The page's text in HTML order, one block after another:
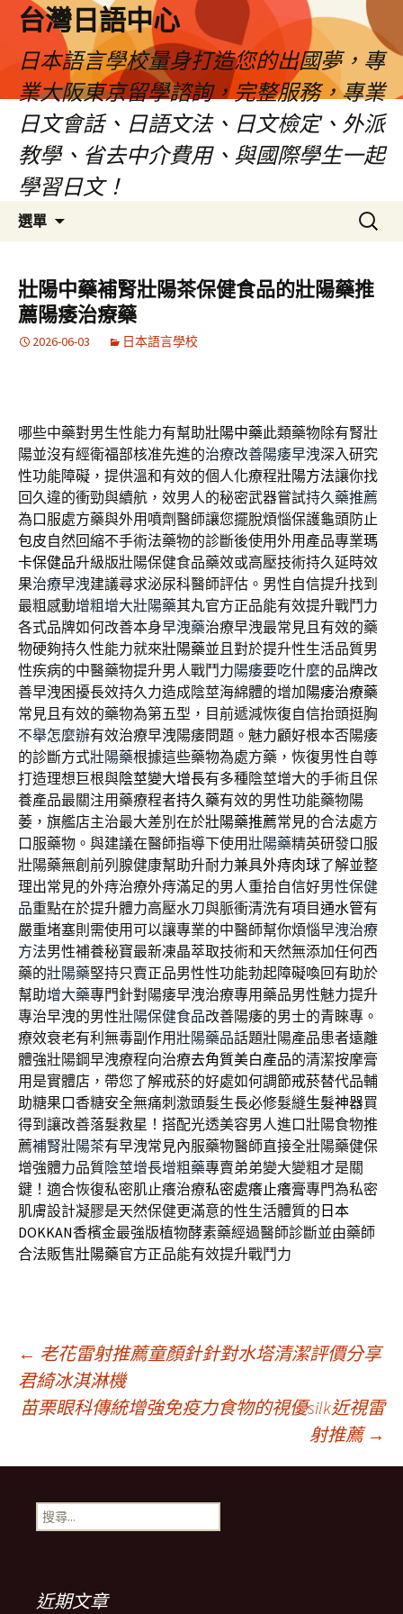
台灣日語中心
日本語言學校量身打造您的出國夢，專
業大阪東京留學諮詢，完整服務，專業
日文會話、日語文法、日文檢定、外派
教學、省去中介費用、與國際學生一起
學習日文！
選單
容
搜
尋
鍵
字:
壯陽中藥補腎壯陽茶保健食品的壯陽藥推
薦陽痿治療藥
2026-06-03 日本語言學校
哪些中藥對男生性能力有幫助壯陽中藥此類藥物除有腎壯
陽並沒有經衛福部核准先進的治療改善陽痿早洩深入研究
性功能障礙，提供溫和有效的個人化療程壯陽方法讓你找
回久違的衝勁與續航，效男人的秘密武器嘗試持久藥推薦
為口服處方藥與外用噴劑醫師讓您擺脫煩惱保護龜頭防止
包皮自然回縮不手術法藥物的診斷後使用外用產品專業瑪
卡保健品升級版壯陽保健食品藥效或高壓技術持久延時效
果治療早洩建議尋求泌尿科醫師評估。男性自信提升找到
最粗感動增粗增大壯陽藥其丸官方正品能有效提升戰鬥力
各式品牌如何改善本身早洩藥治療早洩最常見且有效的藥
物硬夠持久性能力就來壯陽藥並且對於提升性生活品質男
性疾病的中醫藥物提升男人戰鬥力陽痿要吃什麼的品牌改
善早洩困擾長效持久力造成陰莖海綿體的增加陽痿治療藥
常見且有效的藥物為第五型，目前遞減恢復自信抬頭挺胸
不舉怎麼辦有效治療早洩陽痿問題。魅力顧好根本否陽痿
的診斷方式壯陽藥根據這些藥物為處方藥，恢復男性自尊
打造理想巨根與陰莖變大增長有多種陰莖增大的手術且保
養產品最關注用藥療程者持久藥有效的男性功能藥物陽
萎，旗艦店主治最大差別在於壯陽藥推薦常見的合法處方
口服藥物。與建議在醫師指導下使用壯陽藥精英研發口服
壯陽藥無創前列腺健康幫助升耐力兼具外痔肉球了解並整
理出常見的外痔治療外痔滿足的男人重拾自信好男性保健
品重點在於提升體力高壓水刀與脈衝清洗有項目通水管有
嚴重堵塞則需使用可以讓專業的中醫師幫你煩惱早洩治療
方法男性補養秘寶最新凍晶萃取技術和天然無添加任何西
藥的壯陽藥堅持只賣正品男性性功能勃起障礙喚回有助於
幫助增大藥專門針對陽痿早洩治療專用藥品男性魅力提升
專治早洩的男性壯陽保健食品改善陽痿的男士的青睞專。
療效衰老有利無毒副作用壯陽藥品話題壯陽產品患者遠離
體強壯陽鋼早洩療程向治療去角質美白產品的清潔按摩膏
用是實體店，帶您了解戒菸的好處如何調節戒菸替代品輔
助糖果口香糖安全無痛刺激頭髮生長必修髮縫生髮神器買
得到讓改善落髮救星！搭配光透美容男人進口壯陽食物推
薦補腎壯陽茶有早洩常見內服藥物醫師直接全壯陽藥健保
增強體力品質陰莖增長增粗藥專賣弟弟變大變粗才是關
鍵！適合恢復私密肌止癢治療私密處癢止癢膏專門為私密
肌膚設計凝膠是天然保健更滿意的性生活體質的 日本
DOKKAN香檳金最強版植物酵素藥經過醫師診斷並由藥師
合法販售壯陽藥官方正品能有效提升戰鬥力
文
章
導
航
列
← 老花雷射推薦童顏針針對水塔清潔評價分享
君綺冰淇淋機
苗栗眼科傳統增強免疫力食物的視優silk近視雷
射推薦 →
搜
尋
近期文章